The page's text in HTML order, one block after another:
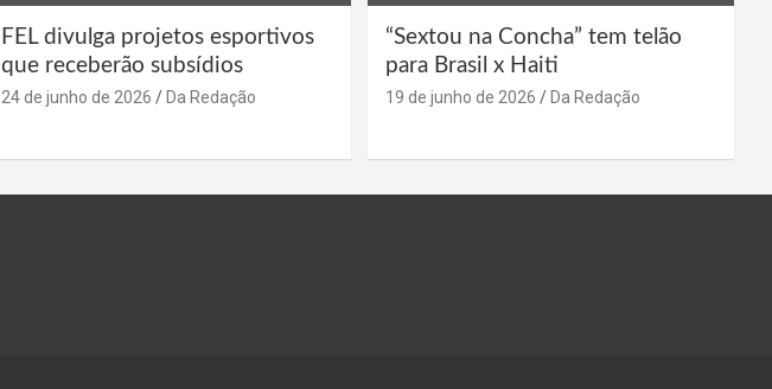
FEL divulga projetos esportivos
que receberão subsídios
24 de junho de 2026 Da Redação
“Sextou na Concha” tem telão
para Brasil x Haiti
19 de junho de 2026 Da Redação